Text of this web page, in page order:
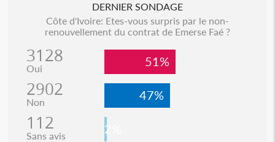
DERNIER SONDAGE
Côte d'Ivoire: Etes-vous surpris par le non-
renouvellement du contrat de Emerse Faé ?
3128
Oui 51%
2902
Non 47%
112
Sans avis 2%